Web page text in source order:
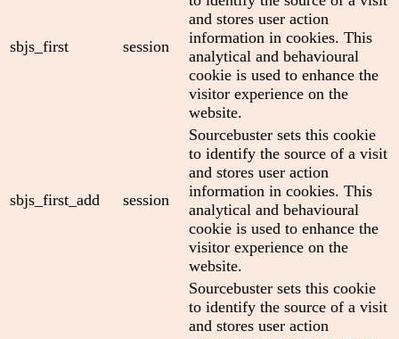
sbjs_first session
and stores user action
information in cookies. This
analytical and behavioural
cookie is used to enhance the
visitor experience on the
website.
sbjs_first_add session
Sourcebuster sets this cookie
to identify the source of a visit
and stores user action
information in cookies. This
analytical and behavioural
cookie is used to enhance the
visitor experience on the
website.
Sourcebuster sets this cookie
to identify the source of a visit
and stores user action